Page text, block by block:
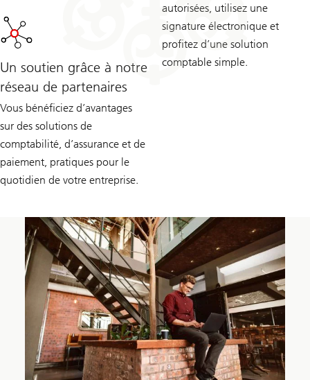
autorisées, utilisez une
signature électronique et
profitez d’une solution
comptable simple.
Un soutien grâce à notre
réseau de partenaires
Vous bénéficiez d’avantages
sur des solutions de
comptabilité, d’assurance et de
paiement, pratiques pour le
quotidien de votre entreprise.